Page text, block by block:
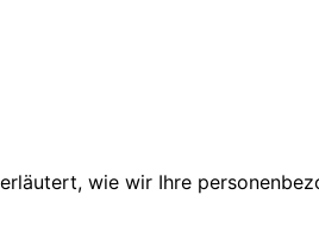
wie wir Ihre